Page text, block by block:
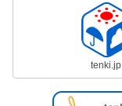
tenki.jp